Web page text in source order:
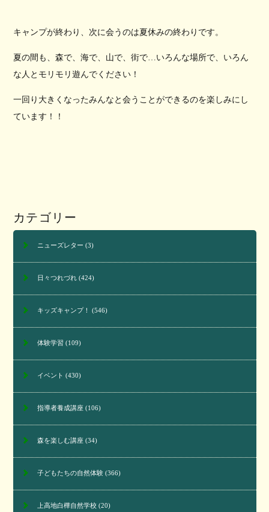
キャンプが終わり、次に会うのは夏休みの終わりです。
夏の間も、森で、海で、山で、街で…いろんな場所で、いろん
な人とモリモリ遊んでください！
一回り大きくなったみんなと会うことができるのを楽しみにし
ています！！
カテゴリー
ニューズレター (3)
日々つれづれ(424)
キッズキャンプ！ (546)
体験学習 (109)
イベント (430)
指導者養成講座(106)
森を楽しむ講座(34)
子どもたちの自然体験(366)
上高地白樺自然学校(20)